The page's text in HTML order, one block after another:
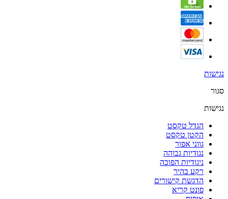
נגישות
סגור
נגישות
הגדל טקסט
הקטן טקסט
גווני אפור
נגודיות גבוהה
ניגודיות הפוכה
רקע בהיר
הדגשת קישורים
פונט קריא